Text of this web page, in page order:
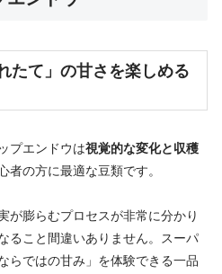
たて」の甘さを楽しめる
プエンドウは視覚的な変化と収穫
者の方に最適な豆類です。
が膨らむプロセスが非常に分かり
ること間違いありません。スーパ
らではの甘み」を体験できる一品